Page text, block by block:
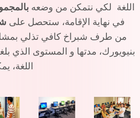
اللغة لكي نتمكن من وضعه
في نهاية الإقامة، ستحصل على
من طرف شبراخ كافي تذلي
بنيويورك، مدتها و المستوى الذي
اللغة،